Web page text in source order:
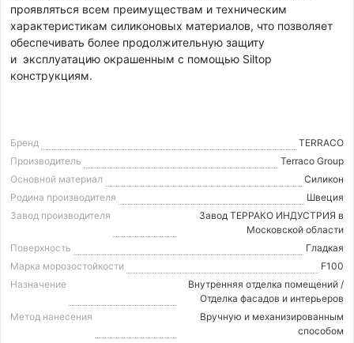
проявляться всем преимуществам и техническим
характеристикам силиконовых материалов, что позволяет
обеспечивать более продолжительную защиту
и эксплуатацию окрашенным с помощью Siltop
конструкциям.
Бренд
TERRACO
Производитель
Terraco Group
Основной материал
Силикон
Родина производителя
Швеция
Завод производителя
Завод ТЕРРАКО ИНДУСТРИЯ в
Московской области
Поверхность
Гладкая
Марка морозостойкости
F100
Назначение
Внутренняя отделка помещений /
Отделка фасадов и интерьеров
Метод нанесения
Вручную и механизированным
способом